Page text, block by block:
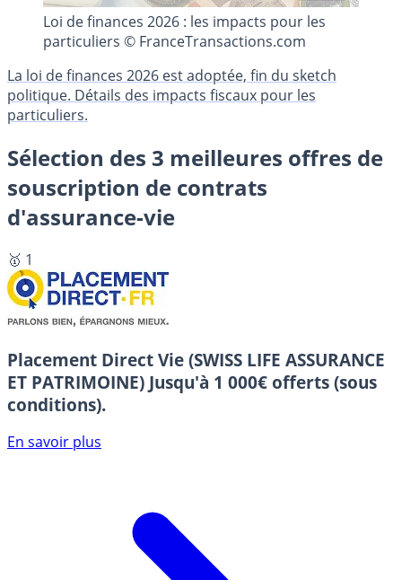
Loi de finances 2026 : les impacts pour les
particuliers © FranceTransactions.com
La loi de finances 2026 est adoptée, fin du sketch
politique. Détails des impacts fiscaux pour les
particuliers.
Sélection des 3 meilleures offres de
souscription de contrats
d'assurance-vie
🥇 1
Placement Direct Vie (SWISS LIFE ASSURANCE
ET PATRIMOINE) Jusqu'à 1 000€ offerts (sous
conditions).
En savoir plus